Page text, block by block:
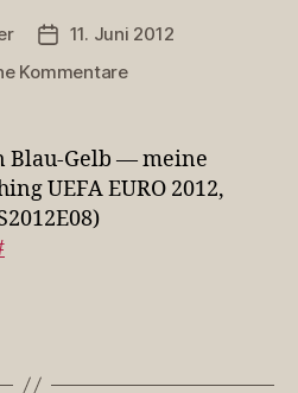
Veröffentlichungsdatum
11. Juni 2012
Kommentarezu
Blau
gegen
Blau-
Blau-Gelb — meine
UEFA EURO 2012,